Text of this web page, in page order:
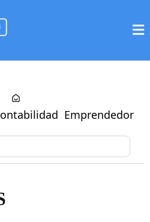
Emprendedor